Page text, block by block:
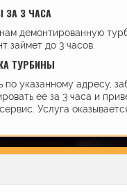
ЗА 3 ЧАСА
демонтированную
займет до 3 часов.
ТУРБИНЫ
указанному адресу,
ее за 3 часа и
Услуга